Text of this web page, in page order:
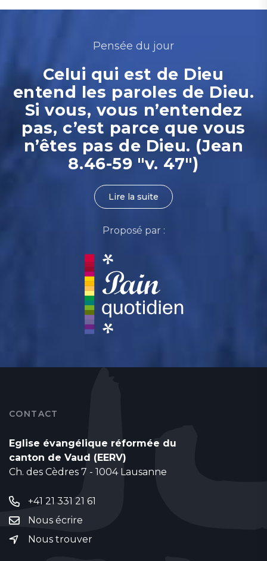
Pensée du jour
Celui qui est de Dieu
entend les paroles de Dieu.
Si vous, vous n’entendez
pas, c’est parce que vous
n’êtes pas de Dieu. (Jean
8.46-59 "v. 47")
Lire la suite
Proposé par :
CONTACT
Eglise évangélique réformée du
canton de Vaud (EERV)
Ch. des Cèdres 7 - 1004 Lausanne
+41 21 331 21 61
Nous écrire
Nous trouver